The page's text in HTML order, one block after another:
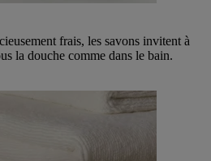
frais, les savons invitent à
la douche comme dans le bain.